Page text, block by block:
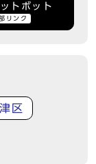
トボット
リンク
区